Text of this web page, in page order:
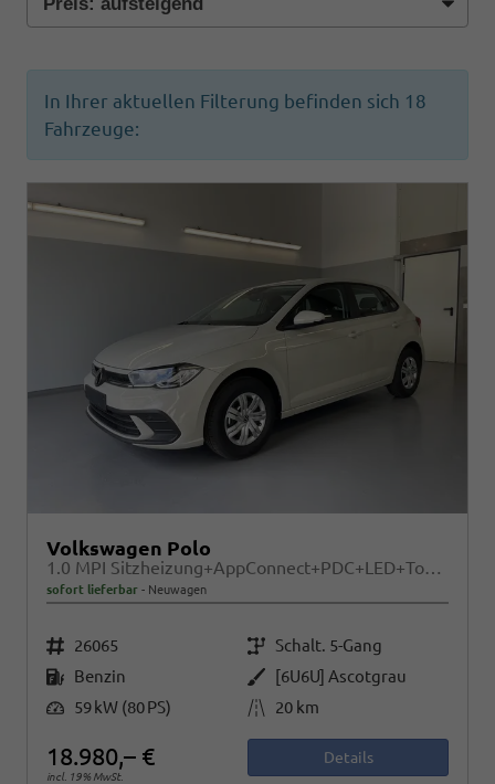
In Ihrer aktuellen Filterung befinden sich 18
Fahrzeuge:
Volkswagen Polo
1.0 MPI Sitzheizung+AppConnect+PDC+LED+Touch+Lichtsensor+MultiLenkrad
sofort lieferbar Neuwagen
Fahrzeugnr. 26065 Getriebe Schalt. 5-Gang
Kraftstoff Benzin Außenfarbe
[6U6U] Ascotgrau
Leistung 59 kW (80 PS) Kilometerstand 20 km
18.980,– €
incl. 19% MwSt.
Details